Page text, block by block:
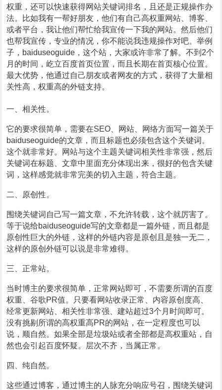
权重，还可以快速获得网站关键词排名，且还是正规操作办
法。比如我有一帮好朋友，他们有自己高权重网站、博客、
或者平台，我让他们帮忙给我宣传一下我的网站。然后他们
也帮我宣传，专业的情况，你不能说我违规操作对吧。举例
子，baiduseoguide，这个站，大家或许非常了解。不到2个
月的时间，屹立百度首页位置，而且长期在首页核心位置。
最大优势，他通过自己朋友或者网友的方式，获得了大量相
关性高，权重高的外链支持。
一、相关性。
它的要求很简单，需要在SEO、网站、网络方面写一篇关于
baiduseoguide的文章，而且标题也必须包含这个关键词。
这个就非常好。网站与这个主题关键词相关性非常强，然后
关键词在标题、文章中里面充分体现出来，很好的包含关键
词，这样感觉就非常完美的切入主题，符合主题。
二、原创性。
围绕关键词自己写一篇文章，不允许转载，这个就厉害了。
等于说给baiduseoguide写的文章都是一篇外链，而且都是
原创性巨大的外链，这样的外链内容是原创且是独一无二，
这样的原创外链可以说是非常难得。
三、正常站。
当时博主的要求很简单，正常网站即可，不需要所谓的百度
权重、谷歌PR值。只要看网站收录正常、内容原创度高、
经常更新网站、相关性非常强、建站超过3个月时间即可。
没有挑剔所谓的高权重高PR的网站，在一定程度也可以
说，顺自然。如果全部是垃圾站或者全部都是高权重站，自
然也会引起百度怀疑。层次不齐，当属正常。
四、纯自然。
这些通过博客，通过博主的人脉充分响应号召，围绕关键词